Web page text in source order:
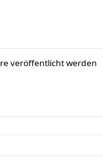
veröffentlicht werden